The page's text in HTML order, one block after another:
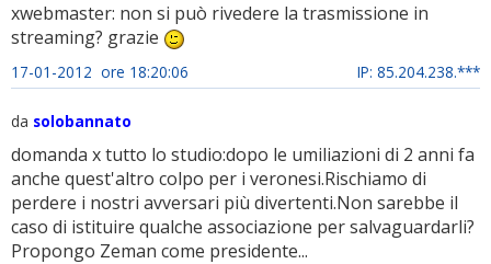
xwebmaster: non si può rivedere la trasmissione in
streaming? grazie
17-01-2012 ore 18:20:06 IP: 85.204.238.***
da solobannato
domanda x tutto lo studio:dopo le umiliazioni di 2 anni fa
anche quest'altro colpo per i veronesi.Rischiamo di
perdere i nostri avversari più divertenti.Non sarebbe il
caso di istituire qualche associazione per salvaguardarli?
Propongo Zeman come presidente...